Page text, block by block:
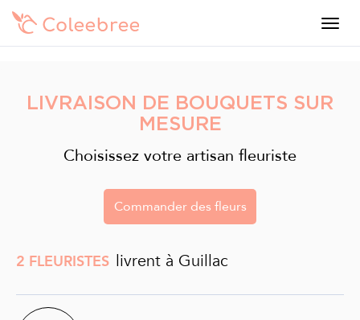
LIVRAISON DE BOUQUETS SUR
MESURE
Choisissez votre artisan fleuriste
Commander des fleurs
2 FLEURISTES livrent à Guillac